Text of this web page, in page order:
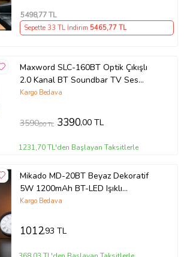
5498,77 TL
Sepette 33 TL İndirim 5465,77 TL
Maxword SLC-160BT Optik Çıkışlı
2.0 Kanal BT Soundbar TV Ses
Sistemi 160W (79x8x6 cm)
Kargo Bedava
3590,00 TL 3390,00 TL
1231,70 TL'den Başlayan Taksitlerle
Mikado MD-20BT Beyaz Dekoratif
5W 1200mAh BT-LED Işıklı
Bluetooth Hoparlör
Kargo Bedava
1012,93 TL